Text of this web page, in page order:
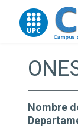
Go to upc.edu
Nombre